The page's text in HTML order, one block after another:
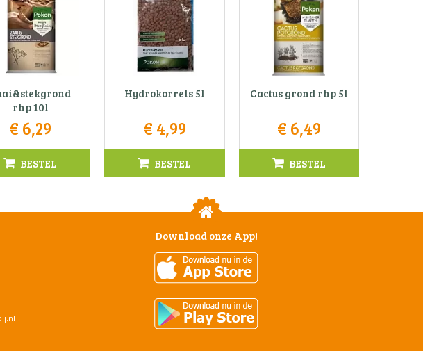
rhp 10l
€ 6,29
BESTEL
Hydrokorrels 5l
€ 4,99
BESTEL
Cactus grond rhp 5l
€ 6,49
BESTEL
Download onze App!